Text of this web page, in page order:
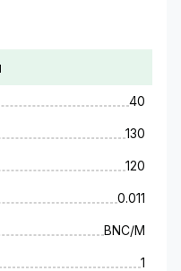
(«плюс» и
штекер.
видео или
систем
, HD TVI
с
устройством
различного типа.
40
130
120
0.011
BNC/M
1